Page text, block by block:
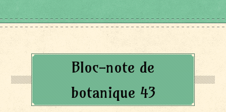
Bloc-note de
botanique 43